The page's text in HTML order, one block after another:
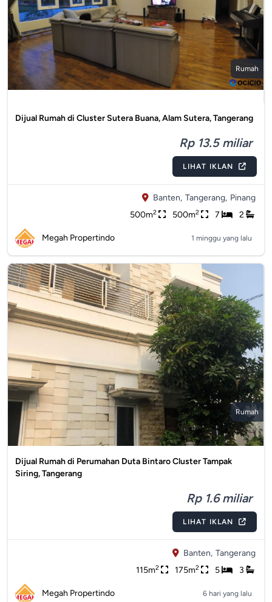
Rumah
Dijual Rumah di Cluster Sutera Buana, Alam Sutera, Tangerang
Rp 13.5 miliar
LIHAT IKLAN
Banten, Tangerang, Pinang
500m2 500m2 7 2
Megah Propertindo 1 minggu yang lalu
Rumah
Dijual Rumah di Perumahan Duta Bintaro Cluster Tampak
Siring, Tangerang
Rp 1.6 miliar
LIHAT IKLAN
Banten, Tangerang
115m2 175m2 5 3
Megah Propertindo 6 hari yang lalu